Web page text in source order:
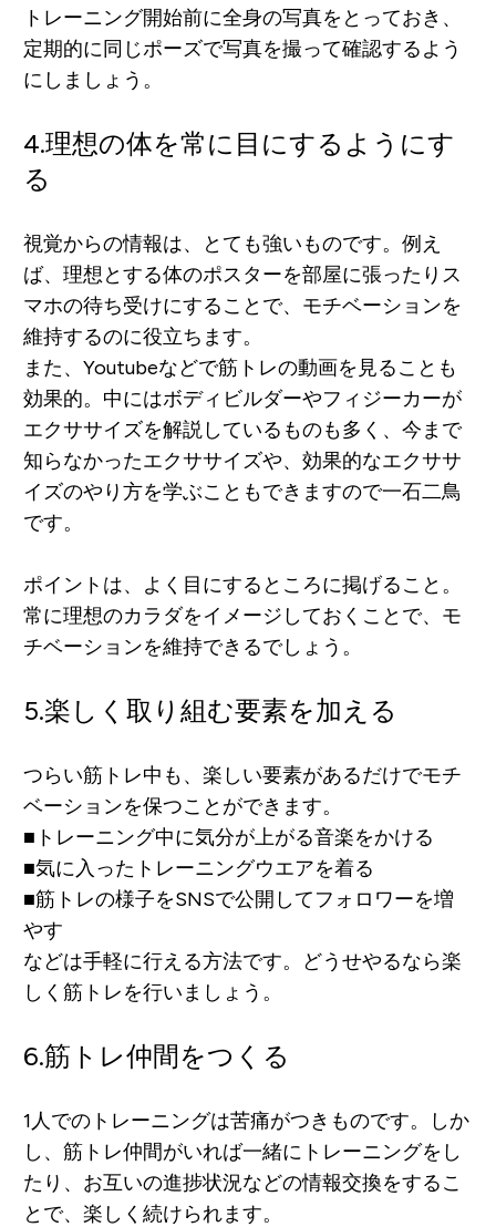
トレーニング開始前に全身の写真をとっておき、
定期的に同じポーズで写真を撮って確認するよう
にしましょう。
4.理想の体を常に目にするようにす
る
視覚からの情報は、とても強いものです。例え
ば、 理想とする体のポスターを部屋に張ったり ス
マホの待ち受けにする ことで、 モチベーションを
維持するのに役立ちます。
また、 Youtubeなどで筋トレの動画を見る ことも
効果的。中にはボディビルダーやフィジーカーが
エクササイズを解説しているものも多く、今まで
知らなかったエクササイズや、効果的なエクササ
イズのやり方を学ぶこともできますので一石二鳥
です。
ポイントは、よく目にするところに掲げること。
常に理想のカラダをイメージしておくことで、モ
チベーションを維持できるでしょう。
5.楽しく取り組む要素を加える
つらい筋トレ中も、楽しい要素があるだけでモチ
ベーションを保つことができます。
■トレーニング中に気分が上がる音楽をかける
■気に入ったトレーニングウエアを着る
■筋トレの様子をSNSで公開してフォロワーを増
やす
などは手軽に行える方法です。どうせやるなら楽
しく筋トレを行いましょう。
6.筋トレ仲間をつくる
1人でのトレーニングは苦痛がつきものです。しか
し、 筋トレ仲間がいれば一緒にトレーニングをし
たり、お互いの進捗状況などの情報交換をするこ
とで、楽しく続けられます。